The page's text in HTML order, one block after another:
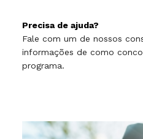
Precisa de ajuda?
Fale com um de nossos
informações de como
programa.